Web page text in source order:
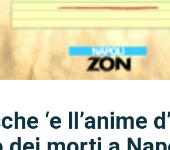
‘e ll’anime